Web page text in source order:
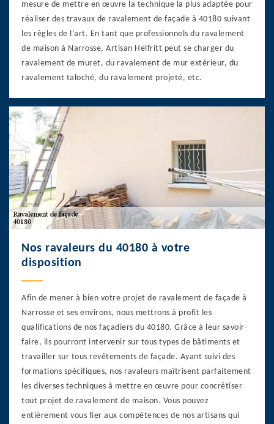
mesure de mettre en œuvre la technique la plus adaptée pour
réaliser des travaux de ravalement de façade à 40180 suivant
les règles de l’art. En tant que professionnels du ravalement
de maison à Narrosse, Artisan Helfritt peut se charger du
ravalement de muret, du ravalement de mur extérieur, du
ravalement taloché, du ravalement projeté, etc.
Nos ravaleurs du 40180 à votre
disposition
Afin de mener à bien votre projet de ravalement de façade à
Narrosse et ses environs, nous mettrons à profit les
qualifications de nos façadiers du 40180. Grâce à leur savoir-
faire, ils pourront intervenir sur tous types de bâtiments et
travailler sur tous revêtements de façade. Ayant suivi des
formations spécifiques, nos ravaleurs maîtrisent parfaitement
les diverses techniques à mettre en œuvre pour concrétiser
tout projet de ravalement de maison. Vous pouvez
entièrement vous fier aux compétences de nos artisans qui